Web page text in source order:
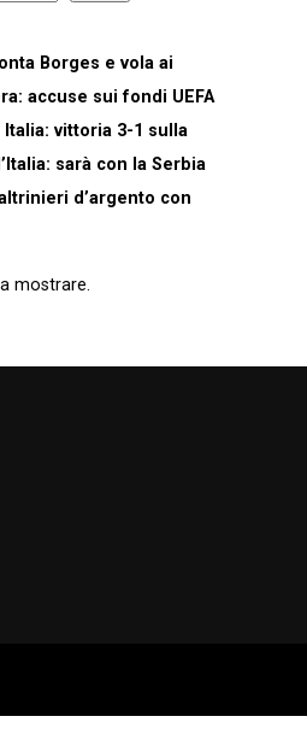
Borges e vola ai
accuse sui fondi UEFA
Italia: vittoria 3-1 sulla
sarà con la Serbia
d’argento con
mostrare.